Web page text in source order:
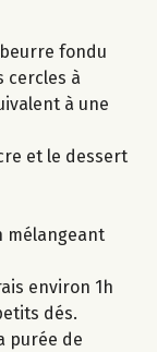
fondu
cercles à
à une
et le dessert
mélangeant
environ 1h
dés.
purée de